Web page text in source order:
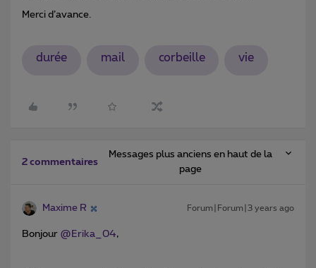
Merci d’avance.
durée mail corbeille vie
2 commentaires
Messages plus anciens en haut de la
page
Maxime R Forum|Forum|3 years ago
Bonjour @Erika_04,